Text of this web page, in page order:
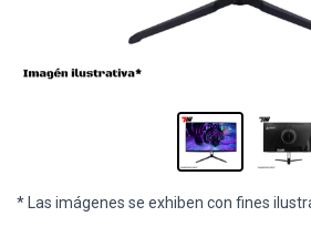
* Las imágenes se exhiben con fines